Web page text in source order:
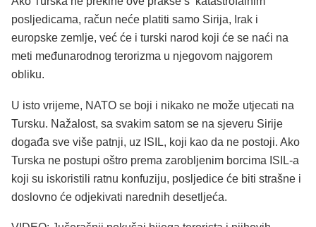
posljedicama, račun neće platiti samo Sirija, Irak i
europske zemlje, već će i turski narod koji će se naći na
meti međunarodnog terorizma u njegovom najgorem
obliku.
U isto vrijeme, NATO se boji i nikako ne može utjecati na
Tursku. Nažalost, sa svakim satom se na sjeveru Sirije
događa sve više patnji, uz ISIL, koji kao da ne postoji. Ako
Turska ne postupi oštro prema zarobljenim borcima ISIL-a
koji su iskoristili ratnu konfuziju, posljedice će biti strašne i
doslovno će odjekivati narednih desetljeća.